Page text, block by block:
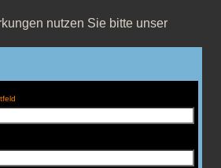
nutzen Sie bitte unser